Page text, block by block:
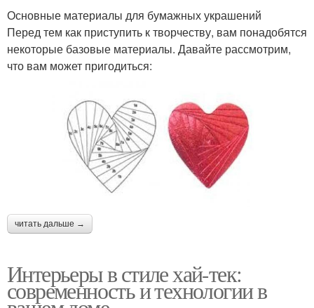
Основные материалы для бумажных украшений
Перед тем как приступить к творчеству, вам понадобятся
некоторые базовые материалы. Давайте рассмотрим,
что вам может пригодиться:
читать дальше →
Интерьеры в стиле хай-тек:
современность и технологии в